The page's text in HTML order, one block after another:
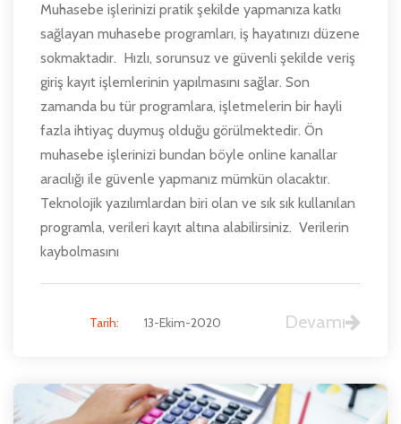
Muhasebe işlerinizi pratik şekilde yapmanıza katkı
sağlayan muhasebe programları, iş hayatınızı düzene
sokmaktadır. Hızlı, sorunsuz ve güvenli şekilde veriş
giriş kayıt işlemlerinin yapılmasını sağlar. Son
zamanda bu tür programlara, işletmelerin bir hayli
fazla ihtiyaç duymuş olduğu görülmektedir. Ön
muhasebe işlerinizi bundan böyle online kanallar
aracılığı ile güvenle yapmanız mümkün olacaktır.
Teknolojik yazılımlardan biri olan ve sık sık kullanılan
programla, verileri kayıt altına alabilirsiniz. Verilerin
kaybolmasını
Tarih: 13-Ekim-2020 Devamı